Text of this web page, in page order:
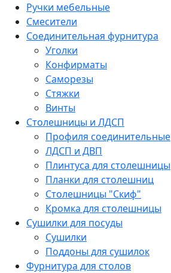
Ручки мебельные
Смесители
Соединительная фурнитура
Уголки
Конфирматы
Саморезы
Стяжки
Винты
Столешницы и ЛДСП
Профиля соединительные
ЛДСП и ДВП
Плинтуса для столешницы
Планки для столешниц
Столешницы "Скиф"
Кромка для столешницы
Сушилки для посуды
Сушилки
Поддоны для сушилок
Фурнитура для столов